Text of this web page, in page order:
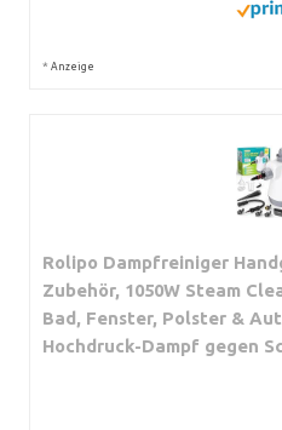
* Anzeige
Rolipo Dampfreiniger
Zubehör, 1050W Steam
Bad, Fenster, Polster &
Hochdruck-Dampf gegen